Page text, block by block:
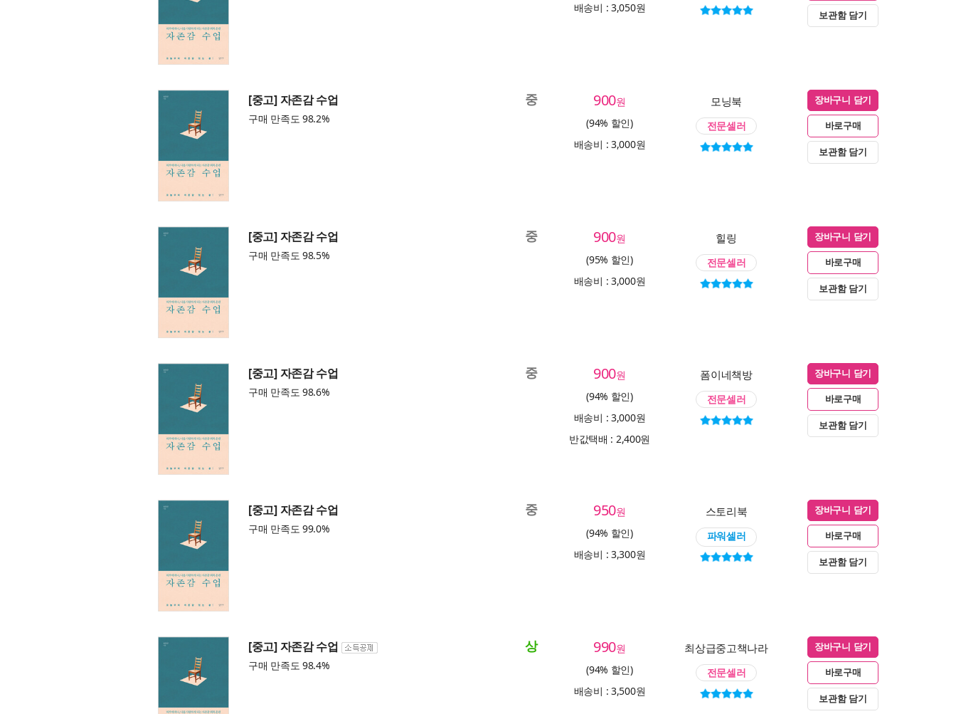
배송비 : 3,050원
보관함 담기
[중고] 자존감 수업
구매 만족도 98.2%
중 900원
(94% 할인)
배송비 : 3,000원
모닝북
전문셀러
장바구니 담기
바로구매
보관함 담기
[중고] 자존감 수업
구매 만족도 98.5%
중 900원
(95% 할인)
배송비 : 3,000원
힐링
전문셀러
장바구니 담기
바로구매
보관함 담기
[중고] 자존감 수업
구매 만족도 98.6%
중 900원
(94% 할인)
배송비 : 3,000원
반값택배 : 2,400원
폼이네책방
전문셀러
장바구니 담기
바로구매
보관함 담기
[중고] 자존감 수업
구매 만족도 99.0%
중 950원
(94% 할인)
배송비 : 3,300원
스토리북
파워셀러
장바구니 담기
바로구매
보관함 담기
[중고] 자존감 수업
구매 만족도 98.4%
상 990원
(94% 할인)
배송비 : 3,500원
최상급중고책나라
전문셀러
장바구니 담기
바로구매
보관함 담기